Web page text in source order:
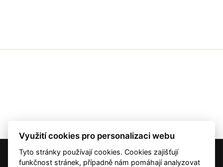
© 2001 — 2026 Copyright CMI News a dodavatelé obsahu. |
Využití cookies pro personalizaci webu
Tyto stránky používají cookies. Cookies zajišťují
funkčnost stránek, případně nám pomáhají analyzovat